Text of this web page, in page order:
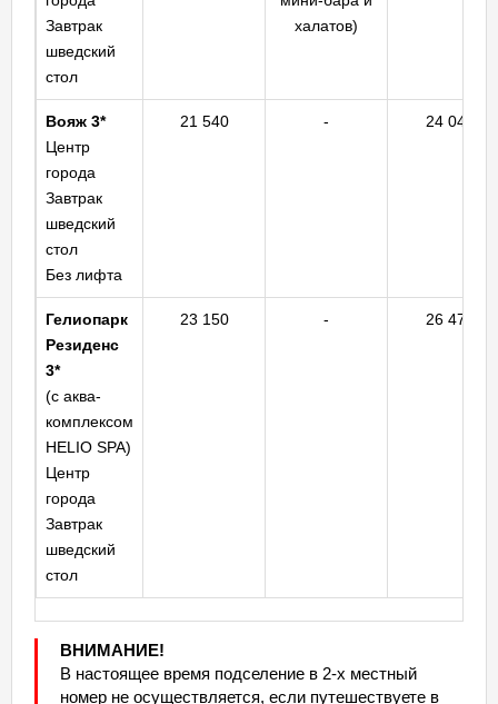
Завтрак
шведский
стол
халатов)
Вояж 3*
Центр
города
Завтрак
шведский
стол
Без лифта
21 540 - 24 040
Гелиопарк
Резиденс
3*
(с аква-
комплексом
HELIO SPA)
Центр
города
Завтрак
шведский
стол
23 150 - 26 470
ВНИМАНИЕ!
В настоящее время подселение в 2-х местный
номер не осуществляется, если путешествуете в